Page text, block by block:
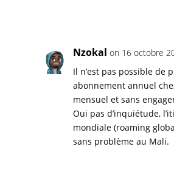
Nzokal on 16 octobre
Il n’est pas possible de
abonnement annuel
mensuel et sans
Oui pas d’inquiétude,
mondiale (roaming
sans problème au Mali.